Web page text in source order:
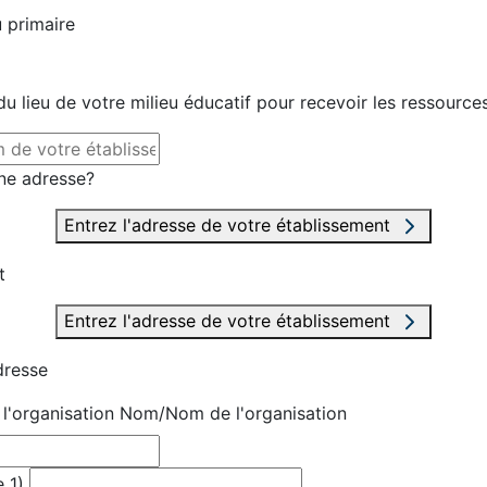
primaire
lieu de votre milieu éducatif pour recevoir les
adresse?
Entrez l'adresse de votre établissement
Entrez l'adresse de votre établissement
Nom/Nom de l'organisation